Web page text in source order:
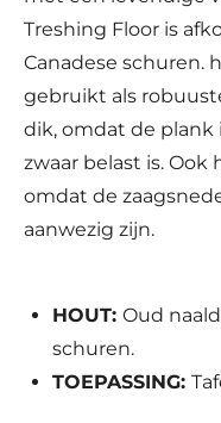
Treshing Floor is
Canadese schuren.
gebruikt als
dik, omdat de
zwaar belast is. Ook
omdat de
aanwezig zijn.
HOUT: Oud
schuren.
TOEPASSING: